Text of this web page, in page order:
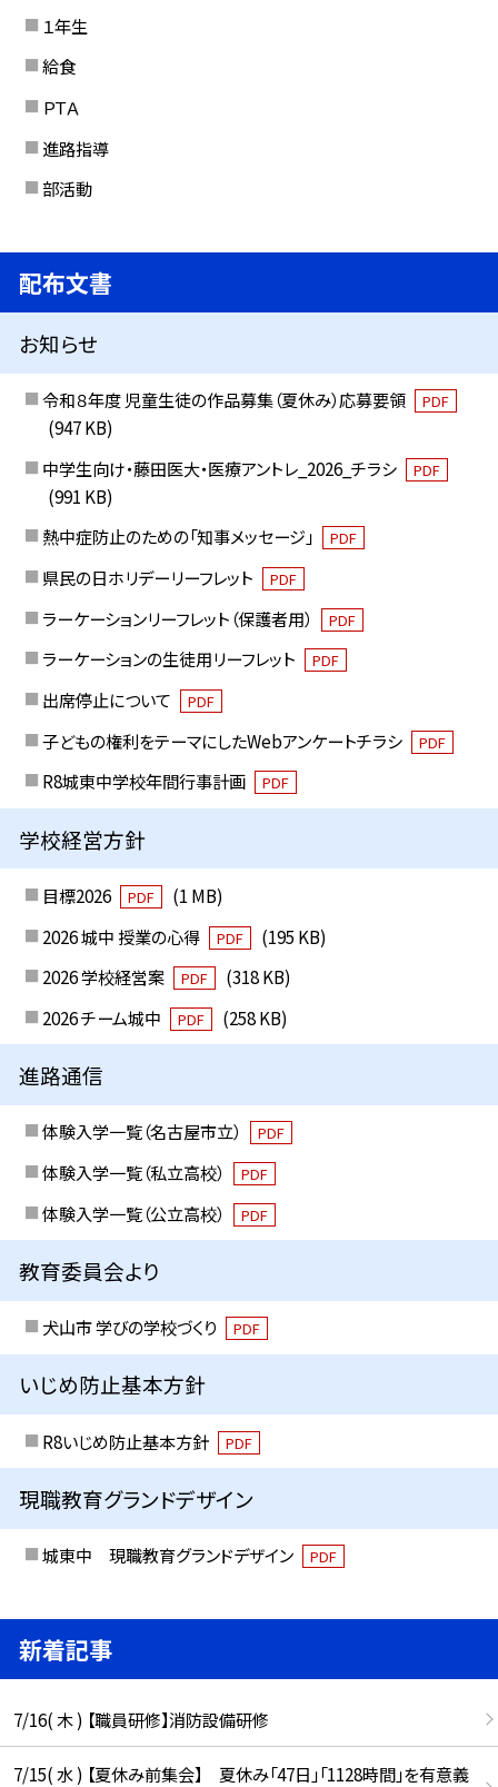
１年生
給食
ＰＴＡ
進路指導
部活動
配布文書
お知らせ
令和８年度 児童生徒の作品募集（夏休み）応募要領 PDF
(947 KB)
中学生向け・藤田医大・医療アントレ_2026_チラシ
PDF
(991 KB)
熱中症防止のための「知事メッセージ」
PDF
県民の日ホリデーリーフレット PDF
ラーケーションリーフレット（保護者用） PDF
ラーケーションの生徒用リーフレット PDF
出席停止について PDF
子どもの権利をテーマにしたWebアンケートチラシ PDF
R8城東中学校年間行事計画 PDF
学校経営方針
目標2026 PDF
(1 MB)
2026 城中 授業の心得
PDF
(195 KB)
2026 学校経営案
PDF
(318 KB)
2026 チーム城中
PDF (258 KB)
進路通信
体験入学一覧（名古屋市立） PDF
体験入学一覧（私立高校） PDF
体験入学一覧（公立高校） PDF
教育委員会より
犬山市 学びの学校づくり PDF
いじめ防止基本方針
R8いじめ防止基本方針 PDF
現職教育グランドデザイン
城東中 現職教育グランドデザイン PDF
新着記事
7/16( 木 ) 【職員研修】消防設備研修
7/15( 水 ) 【夏休み前集会】 夏休み「47日」「1128時間」を有意義